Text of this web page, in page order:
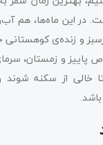
در این ماه‌ها، هم
و زنده‌ی کوهستانی
پاییز و زمستان،
خالی از سکنه شوند